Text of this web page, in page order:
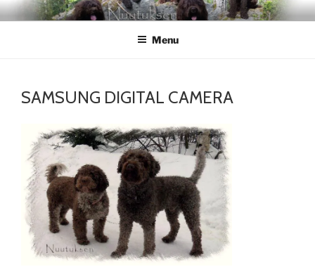
Skip
to
NUUTUKSEN
Nuutuksen kennel
Menu
SAMSUNG DIGITAL CAMERA